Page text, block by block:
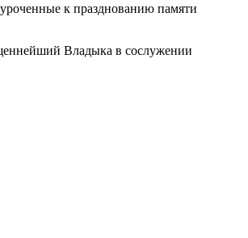
к празднованию памяти
Владыка в сослужении